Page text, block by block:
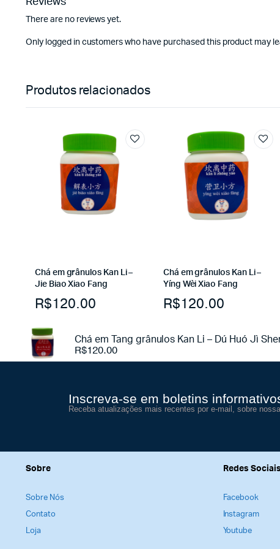
There are no reviews yet.
Only logged in customers who have purchased this product may
Produtos relacionados
Chá em grânulos Kan Li –
Jie Biao Xiao Fang
R$120.00
Chá em grânulos Kan Li –
Yíng Wèi Xiao Fang
R$120.00
Chá em Tang grânulos Kan Li – Dú Huó Jì
R$120.00
Inscreva-se em boletins
Receba atualizações mais recentes por e-mail, sobre
Sobre
Sobre Nós
Contato
Loja
Redes Sociais
Facebook
Instagram
Youtube